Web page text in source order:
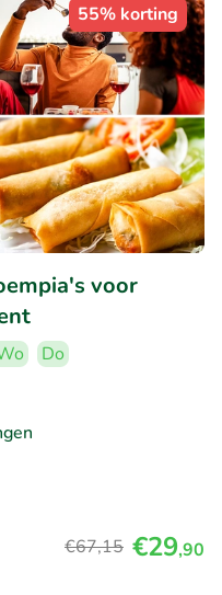
55% korting
voor
Do
€67,15 €29,90